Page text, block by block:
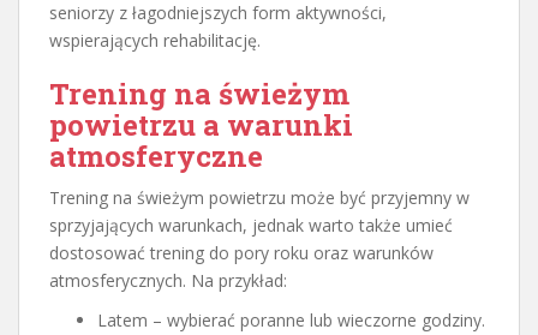
seniorzy z łagodniejszych form aktywności,
wspierających rehabilitację.
Trening na świeżym
powietrzu a warunki
atmosferyczne
Trening na świeżym powietrzu może być przyjemny w
sprzyjających warunkach, jednak warto także umieć
dostosować trening do pory roku oraz warunków
atmosferycznych. Na przykład:
Latem – wybierać poranne lub wieczorne godziny.